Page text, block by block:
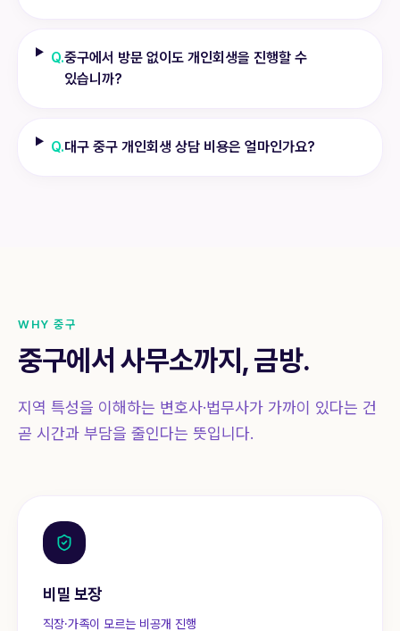
Q.중구에서 방문 없이도 개인회생을 진행할 수
있습니까?
Q.대구 중구 개인회생 상담 비용은 얼마인가요?
WHY중구
중구에서 사무소까지, 금방.
지역 특성을 이해하는 변호사·법무사가 가까이 있다는 건
곧 시간과 부담을 줄인다는 뜻입니다.
비밀 보장
직장·가족이 모르는 비공개 진행